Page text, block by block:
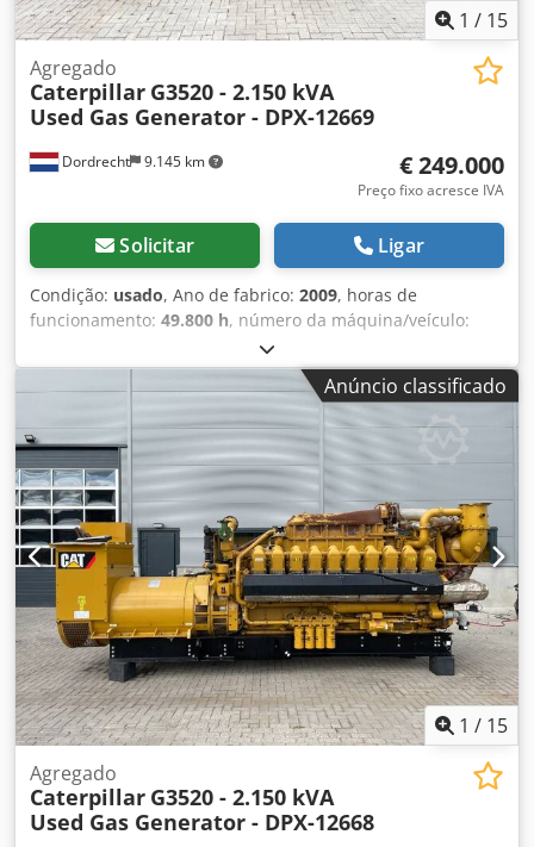
1 / 15
Dordrecht 9.145 km
Agregado
Caterpillar G3520 - 2.150 kVA
Used Gas Generator - DPX-12669
€ 249.000
Preço fixo acresce IVA
Solicitar Ligar
Condição: usado, Ano de fabrico: 2009, horas de
funcionamento: 49.800 h, número da máquina/veículo:
, tipo de combustível:
motores:Caterpillar G3520C, Finalidade de utilização:
construção civil Peso em vazio: 17.500 kg Potência do
gerador: 2.150 kVA Dcsdjzpdn Ujpfx Anwok Dimensões da
área de carga: 7 x 2 x 27 cm Contacte a equipa DPX para
obter mais informações. = Outras opções e acessórios = -
Painel de controlo
Anúncio classificado
1 / 15
Agregado
Caterpillar G3520 - 2.150 kVA
Used Gas Generator - DPX-12668